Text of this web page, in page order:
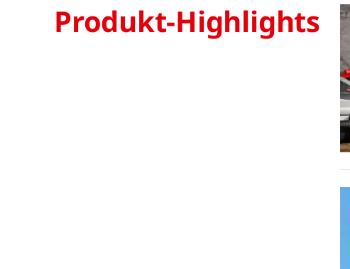
Produkt-Highlights